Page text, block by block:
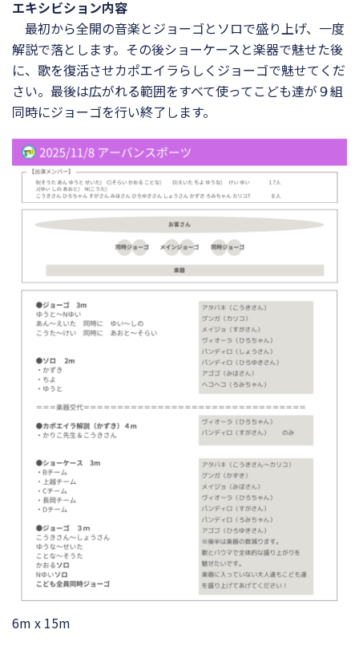
エキシビション内容
最初から全開の音楽とジョーゴとソロで盛り上げ、一度
解説で落とします。その後ショーケースと楽器で魅せた後
に、歌を復活させカポエイラらしくジョーゴで魅せてくだ
さい。最後は広がれる範囲をすべて使ってこども達が９組
同時にジョーゴを行い終了します。
6m x 15m